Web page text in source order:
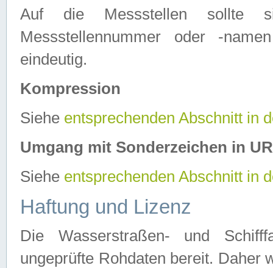
Auf die Messstellen sollte
Messstellennummer oder -
eindeutig.
Kompression
Siehe entsprechenden Abschnitt in
Umgang mit Sonderzeichen in
Siehe entsprechenden Abschnitt in
Haftung und Lizenz
Die Wasserstraßen- und
ungeprüfte Rohdaten bereit. Daher